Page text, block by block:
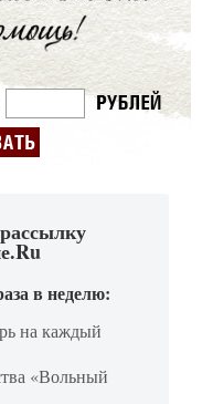
в неделю:
на каждый
«Вольный